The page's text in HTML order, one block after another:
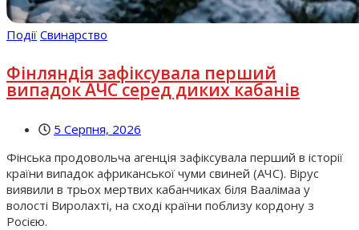
Події Свинарство
Фінляндія зафіксувала перший
випадок АЧС серед диких кабанів
5 Серпня, 2026
Фінська продовольча агенція зафіксувала перший в історії
країни випадок африканської чуми свиней (АЧС). Вірус
виявили в трьох мертвих кабанчиках біля Ваалімаа у
волості Виролахті, на сході країни поблизу кордону з
Росією.